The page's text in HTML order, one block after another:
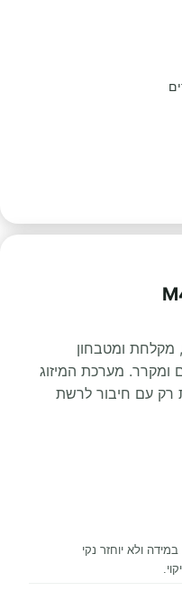
מקלחת ומטבחון
ומקרר. מערכת המיזוג
רק עם חיבור לרשת
ולא יוחזר נקי